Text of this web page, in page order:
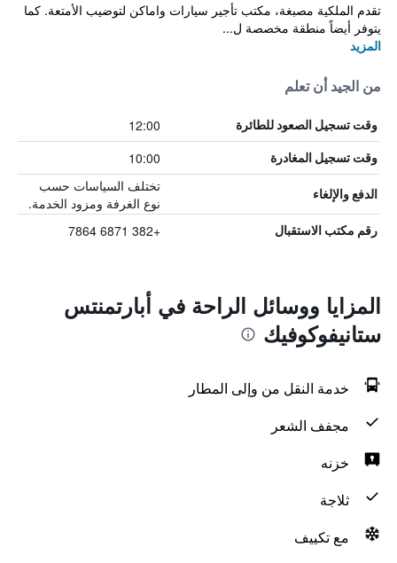
تقدم الملكية مصبغة، مكتب تأجير سيارات واماكن لتوضيب الأمتعة. كما
يتوفر أيضاً منطقة مخصصة ل...
المزيد
من الجيد أن تعلم
وقت تسجيل الصعود للطائرة 12:00
وقت تسجيل المغادرة 10:00
الدفع والإلغاء
تختلف السياسات حسب
نوع الغرفة ومزود الخدمة.
رقم مكتب الاستقبال +382 6871 7864
المزايا ووسائل الراحة في أبارتمنتس
ستانيفوكوفيك
خدمة النقل من وإلى المطار
مجفف الشعر
خزنه
ثلاجة
مع تكييف